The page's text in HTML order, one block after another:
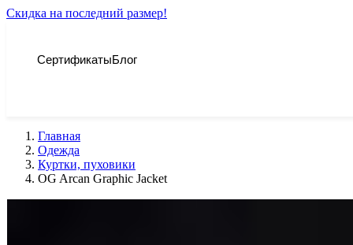
Скидка на последний размер!
СертификатыБлог
Главная
Одежда
Куртки, пуховики
OG Arcan Graphic Jacket